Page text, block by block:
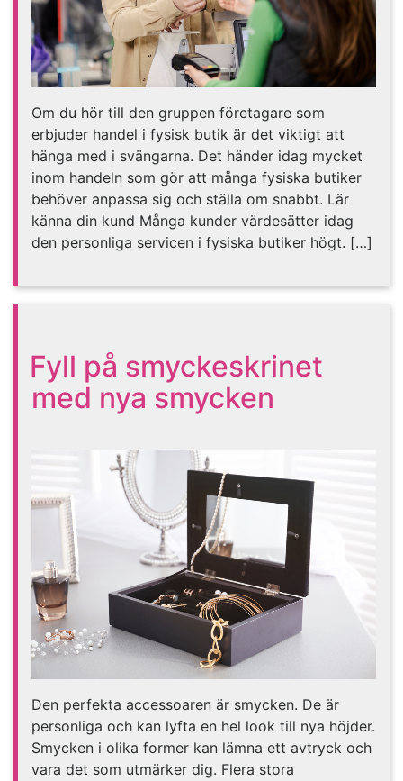
Om du hör till den gruppen företagare som
erbjuder handel i fysisk butik är det viktigt att
hänga med i svängarna. Det händer idag mycket
inom handeln som gör att många fysiska butiker
behöver anpassa sig och ställa om snabbt. Lär
känna din kund Många kunder värdesätter idag
den personliga servicen i fysiska butiker högt. […]
Fyll på smyckeskrinet
med nya smycken
Den perfekta accessoaren är smycken. De är
personliga och kan lyfta en hel look till nya höjder.
Smycken i olika former kan lämna ett avtryck och
vara det som utmärker dig. Flera stora